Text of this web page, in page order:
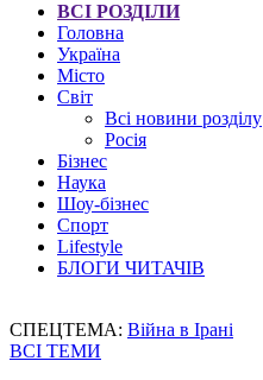
ВСІ РОЗДІЛИ
Головна
Україна
Місто
Світ
Всі новини розділу
Росія
Бізнес
Наука
Шоу-бізнес
Спорт
Lifestyle
БЛОГИ ЧИТАЧІВ
СПЕЦТЕМА: Війна в Ірані
ВСІ ТЕМИ